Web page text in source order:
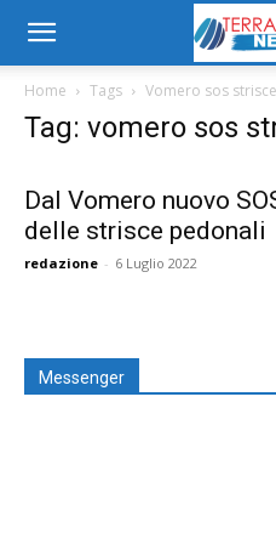
Home Tags Vomero sos strisce
Tag: vomero sos
Dal Vomero nuovo
delle strisce pedonali
redazione - 6 Luglio 2022
Messenger